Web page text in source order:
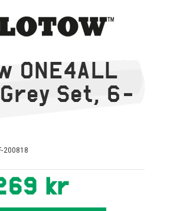
ONE4ALL
Set, 6-
200818
kr